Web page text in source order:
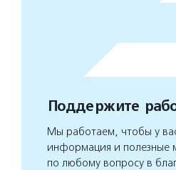
Поддержите
Мы работаем, чтобы у
информация и полезные
по любому вопросу в